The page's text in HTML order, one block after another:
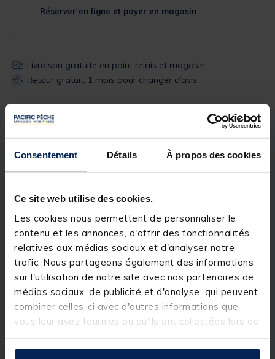
Consentement Détails À propos des cookies
Ce site web utilise des cookies.
Les cookies nous permettent de personnaliser le
contenu et les annonces, d'offrir des fonctionnalités
relatives aux médias sociaux et d'analyser notre
trafic. Nous partageons également des informations
sur l'utilisation de notre site avec nos partenaires de
médias sociaux, de publicité et d'analyse, qui peuvent
combiner celles-ci avec d'autres informations que
vous leur avez fournies ou qu'ils ont collectées lors de
Réserver en ligne et payer en magasin
Livraison gratuite en point relais et magasin
Retour gratuit, 1 mois pour changer d’avis
Description & détails
Description
Nymphe spéciale truite et ombre.
Spécifications
Réf.
205657-1